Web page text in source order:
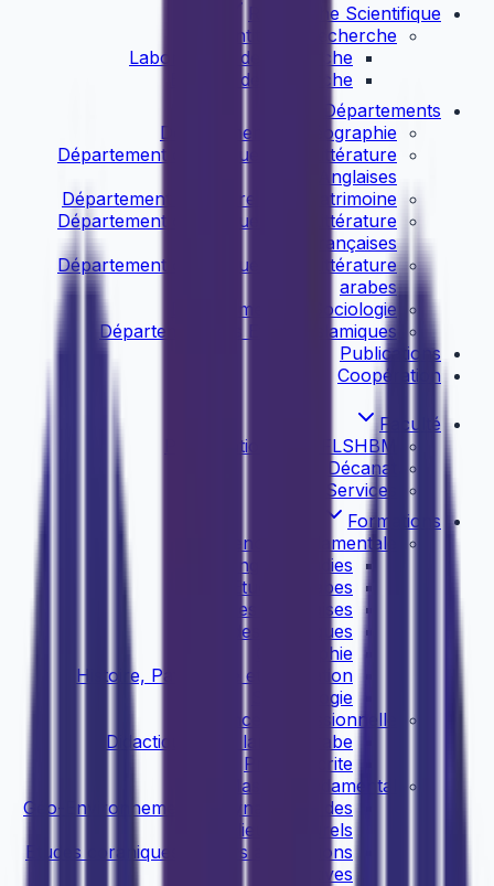
Recherche Scientifique
Entités de recherche
Laboratoires de recherche
Equipes de recherche
Départements
Département de Géographie
Département de Langue et de Littérature
Anglaises
Département d'Histoire et de Patrimoine
Département de Langue et de Littérature
françaises
Département de Langue et de Littérature
arabes
Département de Sociologie
Département des Etudes Islamiques
Publications
Coopération
Faculté
Présentation de la FLSHBM
Décanat
Services
Formations
Licence Fondamentale
English Studies
Etudes Arabes
Etudes Françaises
Etudes Islamiques
Géographie
Histoire, Patrimoine et Civilisation
Sociolologie
Licence Professionnelle
Didactique de la langue arabe
Presse écrite
Master Fondamental
Géo-Environnement et Dynamique des
Milieux Naturels
Etudes coraniques et leurs applications
cognitives